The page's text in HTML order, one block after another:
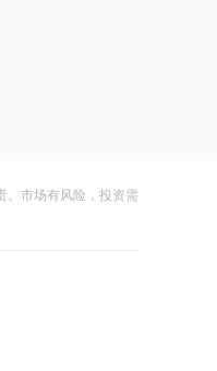
。市场有风险，投资需